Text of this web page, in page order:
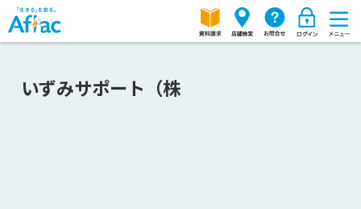
いずみサポート（株